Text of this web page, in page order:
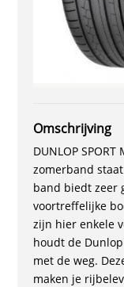
Omschrijving
DUNLOP
zomerband
band biedt zeer
voortreffelijke
zijn hier enkele
houdt de
met de weg.
maken je